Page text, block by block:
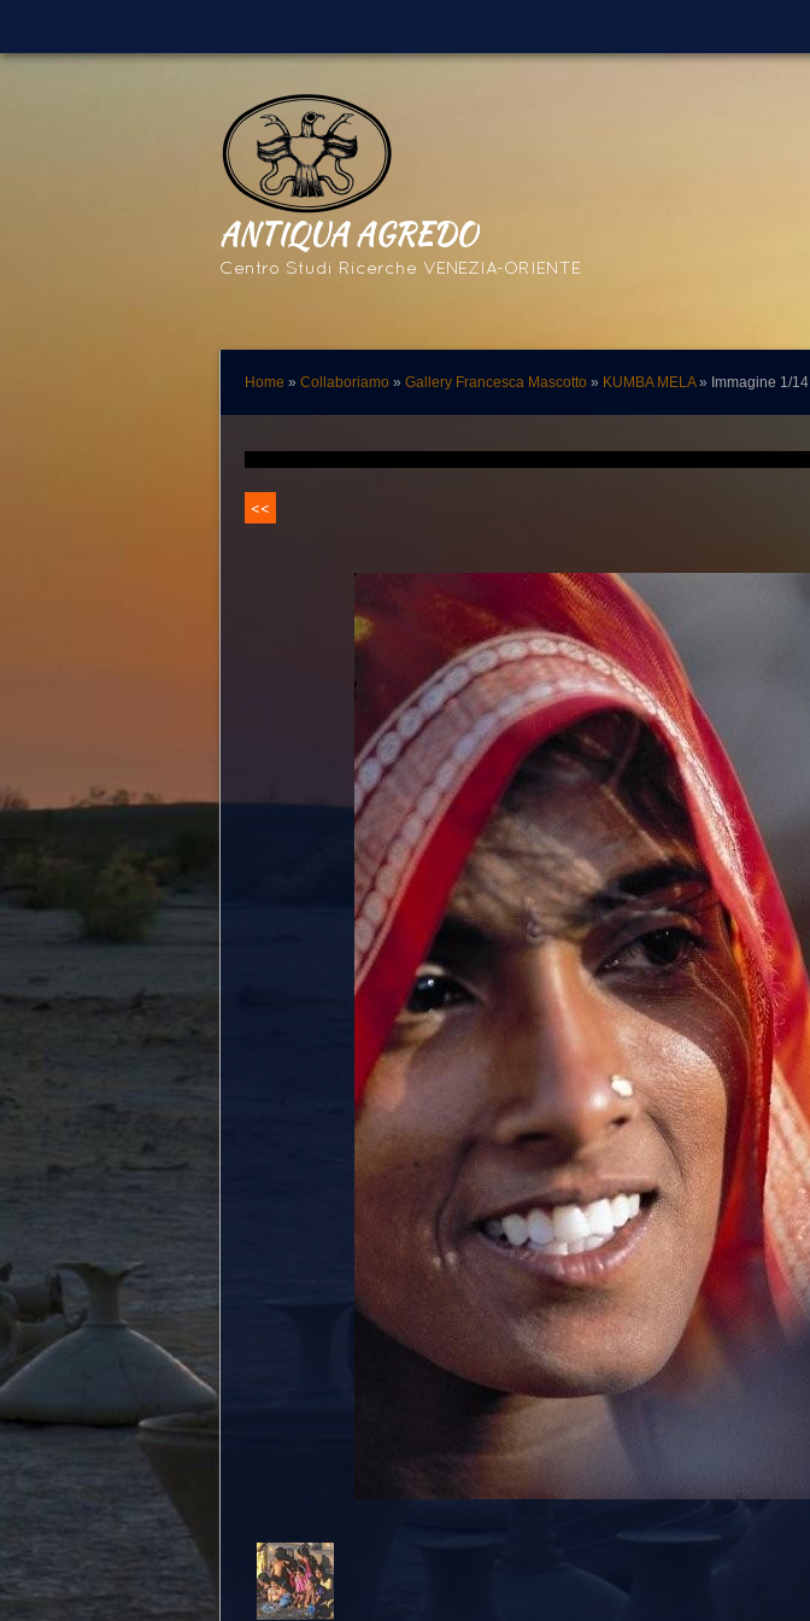
ANTIQUA AGREDO
Centro Studi Ricerche VENEZIA-ORIENTE
Home » Collaboriamo » Gallery Francesca Mascotto » KUMBA MELA» Immagine 1/14
<<